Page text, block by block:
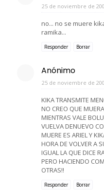
25 de noviembre de
no... no se muere
ramika...
Responder Borrar
Anónimo
25 de noviembre de
KIKA TRANSMITE
NO CREO QUE
MIENTRAS VALE
VUELVA DENUEVO
MUERE ES ARIEL Y
HORA DE VOLVER A
IGUAL LA QUE DICE
PERO HACIENDO
OTRAS!!
Responder Borrar